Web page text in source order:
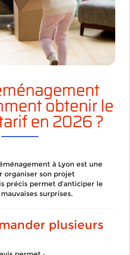
obtenir le
en 2026 ?
à Lyon est une
organiser son projet
précis permet d’anticiper le
surprises.
plusieurs